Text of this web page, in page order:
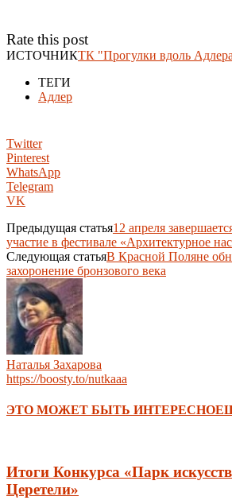
Rate this post
ИСТОЧНИКТК "Прогулки вдоль
ТЕГИ
Адлер
Twitter
Pinterest
WhatsApp
Telegram
VK
Предыдущая статья12 апреля
участие в фестивале «Архитектурное
Следующая статьяВ Красной Поляне
захоронение бронзового века
Наталья Захарова
https://boosty.to/nutkaaa
ЭТО МОЖЕТ БЫТЬ ИНТЕРЕСНО
Итоги Конкурса «Парк
Церетели»